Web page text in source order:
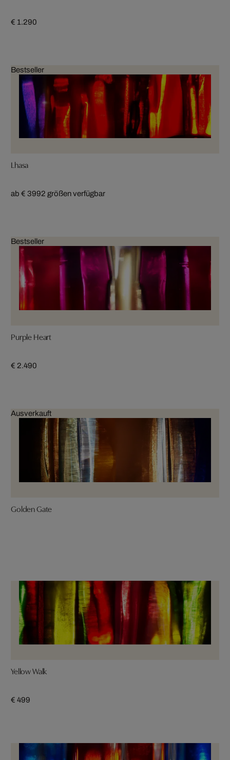
€ 1.290
Bestseller
Lhasa
ab € 3992 größen verfügbar
Bestseller
Purple Heart
€ 2.490
Ausverkauft
Golden Gate
Yellow Walk
€ 499